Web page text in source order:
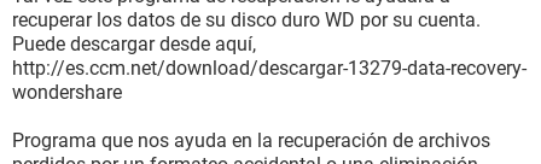
recuperar los datos de su disco duro WD por su cuenta.
Puede descargar desde aquí,
http://es.ccm.net/download/descargar-13279-data-recovery-
wondershare
Programa que nos ayuda en la recuperación de archivos